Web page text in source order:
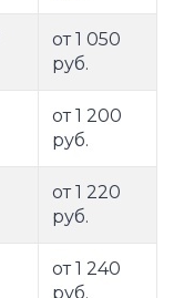
от 1 050
руб.
от 1 200
руб.
от 1 220
руб.
от 1 240
руб.